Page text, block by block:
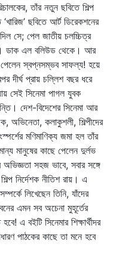
তাঁর নতুন ছবিতে শিল্প
ছবিতে আর্ট ডিরেকশনের
সে; পেল জাতীয় চলচ্চিত্র
ডাক এল বলিউড থেকে। আর
পেলেন স্বপ্নসম্ভব সাফল্য! হয়ে
দীর্ঘ প্রায় চল্লিশ বছর ধরে
সেই সিনেমা পাগল যুবক
দেশ-বিদেশের সিনেমা আর
অভিনেতা, কলাকুশলী, শিল্পীদের
মণিমাণিক্য জমা হল তাঁর
মানুষের কাছে পেলেন দুর্লভ
সহজ ভাবে, সবার সঙ্গে
নির্দেশক নীতিশ রায়। এ
লিখেছেন তিনি, যাঁদের
এমন সব অচেনা মুহূর্তের
এ বইটি সিনেমার শিক্ষার্থীদর
পাঠকের কাছে তা মনে হবে